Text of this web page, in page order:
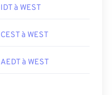
IDT à WEST
CEST à WEST
AEDT à WEST